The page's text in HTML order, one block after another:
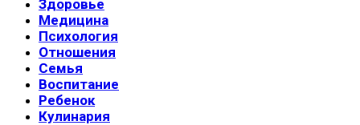
Здоровье
Медицина
Психология
Отношения
Семья
Воспитание
Ребенок
Кулинария